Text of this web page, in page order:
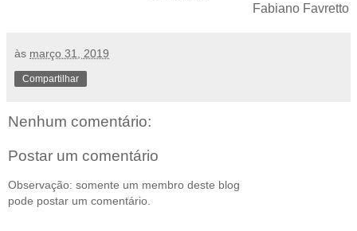
Fabiano Favretto
às março 31, 2019
Compartilhar
Nenhum comentário:
Postar um comentário
Observação: somente um membro deste blog
pode postar um comentário.